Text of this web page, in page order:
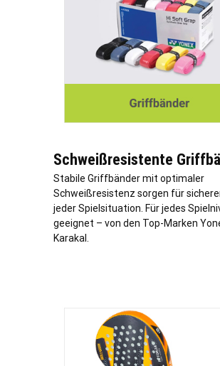
Schweißresistente
Stabile Griffbänder mit optimaler
Schweißresistenz sorgen für
jeder Spielsituation. Für jedes
geeignet – von den Top-Marken
Karakal.